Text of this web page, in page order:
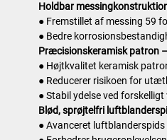
Holdbar
● Fremstillet af messing 59
● Bedre
Præcisionskeramisk patron
● Højtkvalitet keramisk
● Reducerer risikoen for
● Stabil ydelse ved
Blød, sprøjtelfri
● Avanceret